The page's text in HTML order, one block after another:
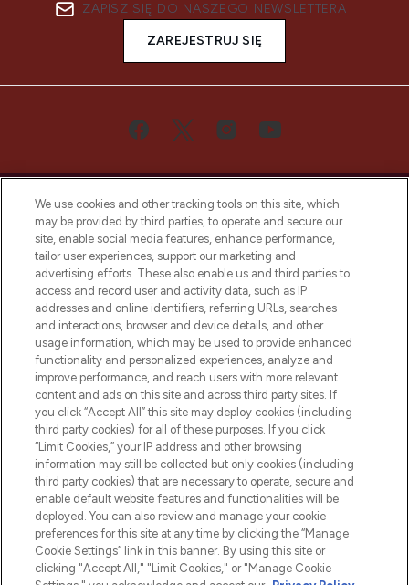
ZAPISZ SIĘ DO NASZEGO NEWSLETTERA
ZAREJESTRUJ SIĘ
Bądź pierwszą osobą, która dowie się o
najnowszych produktach, od niszowych i
uznanych marek, sezonowych trendach i
otrzyma ekskluzywne artykuły redakcyjne
z Sunday Supplement.
Zgoda na pliki cookie
Do Not Sell or Share My Personal
Information
POMOC & INFORMACJE
WAŻNE INFORMACJE
O LOOKFANTASTIC
We use cookies and other tracking tools on this site, which
may be provided by third parties, to operate and secure our
site, enable social media features, enhance performance,
tailor user experiences, support our marketing and
advertising efforts. These also enable us and third parties to
access and record user and activity data, such as IP
addresses and online identifiers, referring URLs, searches
and interactions, browser and device details, and other
usage information, which may be used to provide enhanced
functionality and personalized experiences, analyze and
improve performance, and reach users with more relevant
content and ads on this site and across third party sites. If
you click “Accept All” this site may deploy cookies (including
third party cookies) for all of these purposes. If you click
“Limit Cookies,” your IP address and other browsing
information may still be collected but only cookies (including
third party cookies) that are necessary to operate, secure and
enable default website features and functionalities will be
deployed. You can also review and manage your cookie
preferences for this site at any time by clicking the “Manage
Cookie Settings” link in this banner. By using this site or
clicking "Accept All," "Limit Cookies," or "Manage Cookie